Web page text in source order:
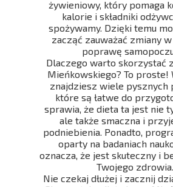
żywieniowy, który pomaga
kalorie i składniki
spożywamy. Dzięki temu
zacząć zauważać zmiany
poprawę
Dlaczego warto skorzystać
Mieńkowskiego? To proste!
znajdziesz wiele pysznych
które są łatwe do
sprawia, że dieta ta jest nie
ale także smaczna i
podniebienia. Ponadto,
oparty na badaniach
oznacza, że jest skuteczny i
Twojego zdrowia.
Nie czekaj dłużej i zacznij